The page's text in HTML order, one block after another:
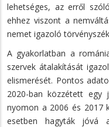
lehetséges, az erről
ehhez viszont a
nemet igazoló
A gyakorlatban a
szervek átalakítását
elismerését. Pontos
2020-ban közzétett egy
nyomon a 2006 és 2017
esetben hagyták jóvá